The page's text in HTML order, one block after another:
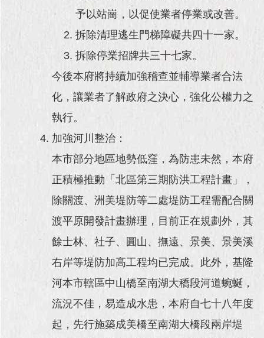
予以站崗，以促使業者停業或改善。
拆除清理逃生門梯障礙共四十一家。
拆除停業招牌共三十七家。
今後本府將持續加強稽查並輔導業者合法
化，讓業者了解政府之決心，強化公權力之
執行。
加強河川整治：
本市部分地區地勢低窪，為防患未然，本府
正積極推動「北區第三期防洪工程計畫」，
除關渡、洲美堤防等二處堤防工程需配合關
渡平原開發計畫辦理，目前正在規劃外，其
餘士林、社子、圓山、撫遠、景美、景美溪
右岸等堤防加高工程均已完成。此外，基隆
河本市轄區中山橋至南湖大穚段河道蜿蜒，
流況不佳，易造成水患，本府自七十八年度
起，先行施築成美橋至南湖大橋段兩岸堤